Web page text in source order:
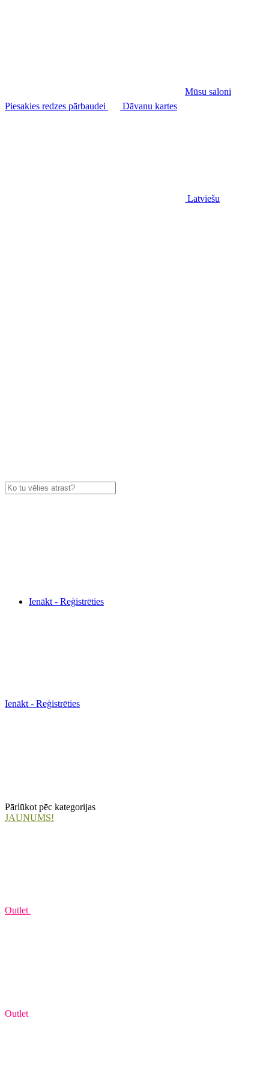
Mūsu saloni
Piesakies redzes pārbaudei
Dāvanu kartes
Latviešu
Ienākt - Reģistrēties
Ienākt - Reģistrēties
Pārlūkot pēc kategorijas
JAUNUMS!
Outlet
Outlet